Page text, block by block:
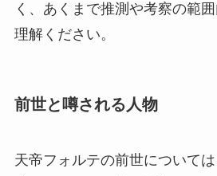
く、あくまで推測や考察の範
理解ください。
前世と噂される人物
天帝フォルテの前世について